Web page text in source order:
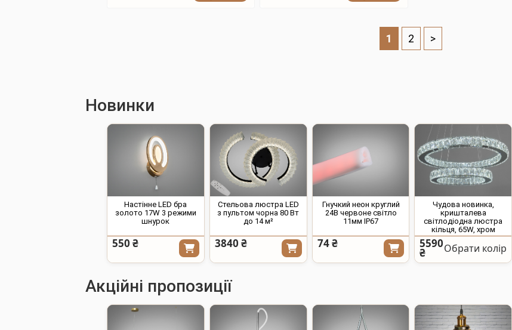
1 2 >
Новинки
Настінне LED бра
золото 17W 3 режими
шнурок
550 ₴
Стельова люстра LED
з пультом чорна 80 Вт
до 14 м²
3840 ₴
Гнучкий неон круглий
24В червоне світло
11мм IP67
74 ₴
Чудова новинка,
кришталева
світлодіодна люстра
кільця, 65W, хром
5590
₴ Обрати колір
Акційні пропозиції